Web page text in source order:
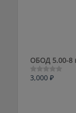
ОБОД 5.00-8
Оценка
3,000 ₽